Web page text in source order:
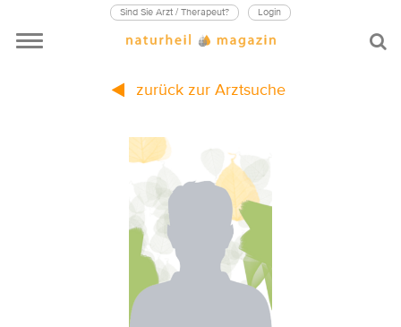
Sind Sie Arzt / Therapeut? Login
zurück zur Arztsuche